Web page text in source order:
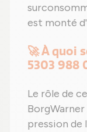
est monté
🚀 À quoi
5303 988
Le rôle de
pression de